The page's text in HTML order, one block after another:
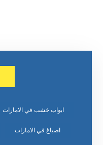
ابواب خشب في الامارات
اصباغ في الامارات